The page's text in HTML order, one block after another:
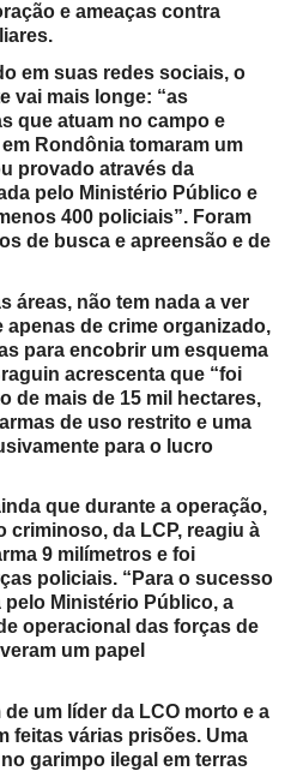
e ameaças contra
suas redes sociais, o
vai mais longe: “as
que atuam no campo e
Rondônia tomaram um
provado através da
pelo Ministério Público e
400 policiais”. Foram
de busca e apreensão e de
não tem nada a ver
apenas de crime organizado,
para encobrir um esquema
acrescenta que “foi
de mais de 15 mil hectares,
de uso restrito e uma
para o lucro
que durante a operação,
criminoso, da LCP, reagiu à
9 milímetros e foi
policiais. “Para o sucesso
Ministério Público, a
operacional das forças de
um papel
um líder da LCO morto e a
feitas várias prisões. Uma
garimpo ilegal em terras